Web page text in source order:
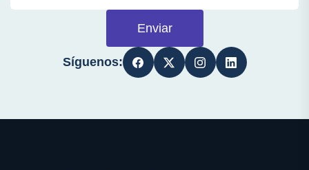
Enviar
Síguenos: